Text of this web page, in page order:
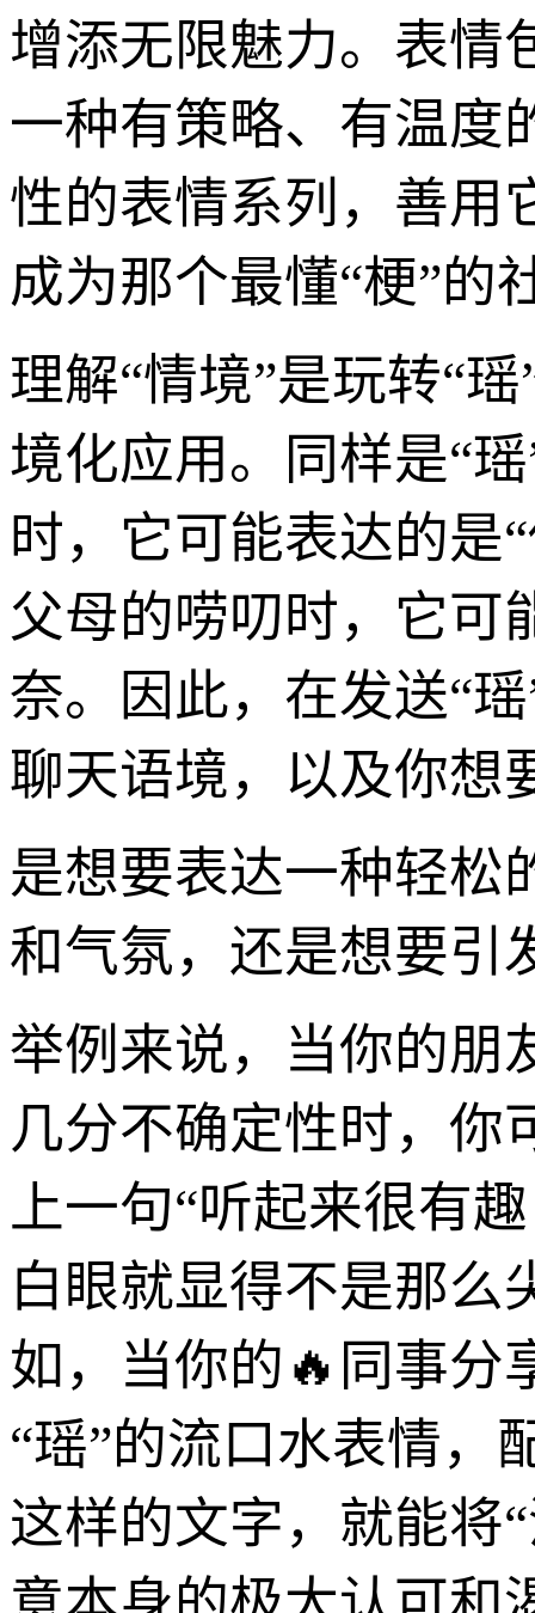
增添无限魅力。表情
一种有策略、有温度
性的表情系列，善用
成为那个最懂“梗”的
理解“情境”是玩转“
境化应用。同样是“
时，它可能表达的是
父母的唠叨时，它可
奈。因此，在发送“
聊天语境，以及你想
是想要表达一种轻松
和气氛，还是想要引
举例来说，当你的朋
几分不确定性时，你
上一句“听起来很有
白眼就显得不是那么
如，当你的🔥同事分
“瑶”的流口水表情，
这样的文字，就能将